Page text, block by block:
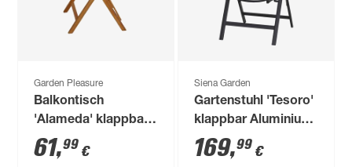
Garden Pleasure
Balkontisch
'Alameda' klappbar
Akazienholz 55 x 55
x 72 cm
61,99 €
Siena Garden
Gartenstuhl 'Tesoro'
klappbar Aluminium
anthrazit 60,5 x 110
x 68 cm
169,99 €